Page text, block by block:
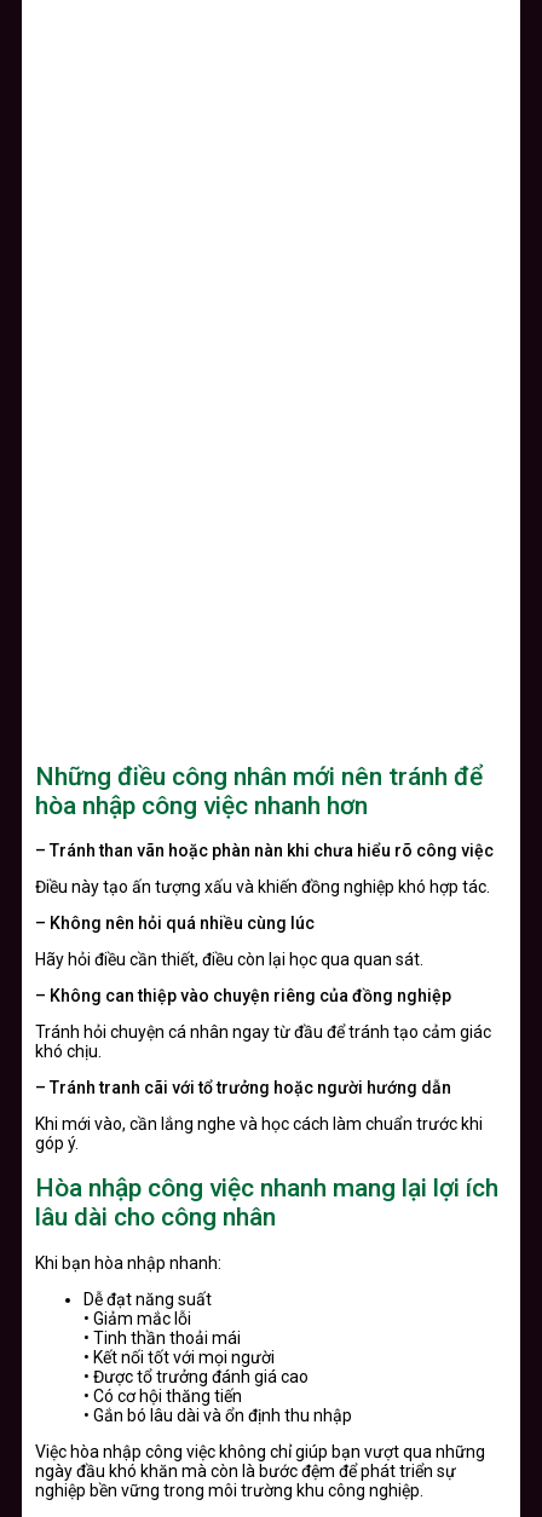
Những điều công nhân mới nên tránh để
hòa nhập công việc nhanh hơn
– Tránh than vãn hoặc phàn nàn khi chưa hiểu rõ công việc
Điều này tạo ấn tượng xấu và khiến đồng nghiệp khó hợp tác.
– Không nên hỏi quá nhiều cùng lúc
Hãy hỏi điều cần thiết, điều còn lại học qua quan sát.
– Không can thiệp vào chuyện riêng của đồng nghiệp
Tránh hỏi chuyện cá nhân ngay từ đầu để tránh tạo cảm giác
khó chịu.
– Tránh tranh cãi với tổ trưởng hoặc người hướng dẫn
Khi mới vào, cần lắng nghe và học cách làm chuẩn trước khi
góp ý.
Hòa nhập công việc nhanh mang lại lợi ích
lâu dài cho công nhân
Khi bạn hòa nhập nhanh:
Dễ đạt năng suất
• Giảm mắc lỗi
• Tinh thần thoải mái
• Kết nối tốt với mọi người
• Được tổ trưởng đánh giá cao
• Có cơ hội thăng tiến
• Gắn bó lâu dài và ổn định thu nhập
Việc hòa nhập công việc không chỉ giúp bạn vượt qua những
ngày đầu khó khăn mà còn là bước đệm để phát triển sự
nghiệp bền vững trong môi trường khu công nghiệp.